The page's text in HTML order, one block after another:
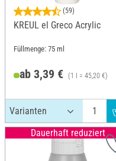
(59)
KREUL el Greco Acrylic
Füllmenge: 75 ml
ab 3,39 € (1 l = 45,20 €)
Dauerhaft reduziert